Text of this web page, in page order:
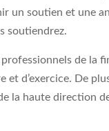
un soutien et une
soutiendrez.
professionnels de
et d’exercice. De
la haute direction